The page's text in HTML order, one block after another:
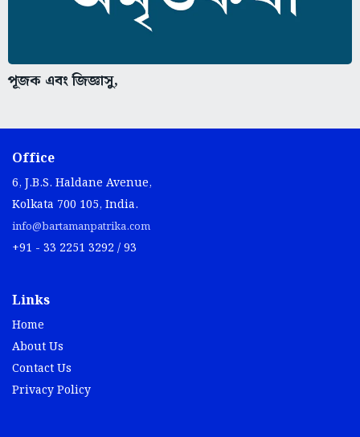
Office
6, J.B.S. Haldane Avenue,
info@bartamanpatrika.com
Home